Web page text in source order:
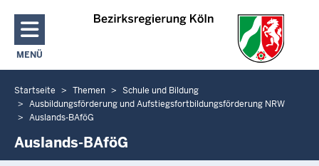
Direkt zum Inhalt
MENÜ
NAVIGATION AKTIVIEREN/DEAKTIVIEREN: HAUPTMENÜ
Sie
befinden
hier
Startseite Themen
Schule und Bildung
Ausbildungsförderung und Aufstiegsfortbildungsförderung NRW
Auslands-BAföG
Auslands-BAföG